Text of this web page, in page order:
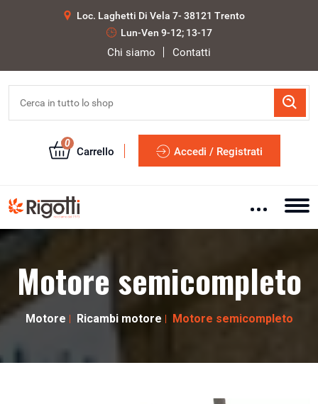
Loc. Laghetti Di Vela 7- 38121 Trento
Lun-Ven 9-12; 13-17
Chi siamo Contatti
0
Carrello Accedi / Registrati
Motore semicompleto
Motore Ricambi motore Motore semicompleto